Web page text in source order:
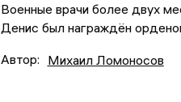
Военные врачи более двух
Денис был награждён
Автор: Михаил Ломоносов